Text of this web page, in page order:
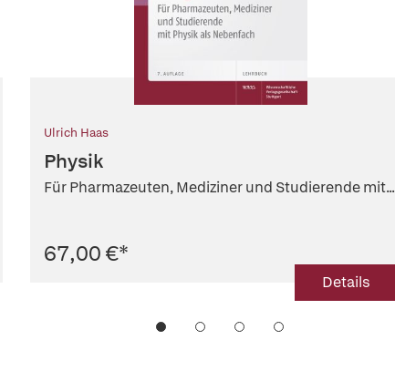
Ulrich Haas
Physik
Für Pharmazeuten, Mediziner und Studierende mit...
67,00 €*
Details